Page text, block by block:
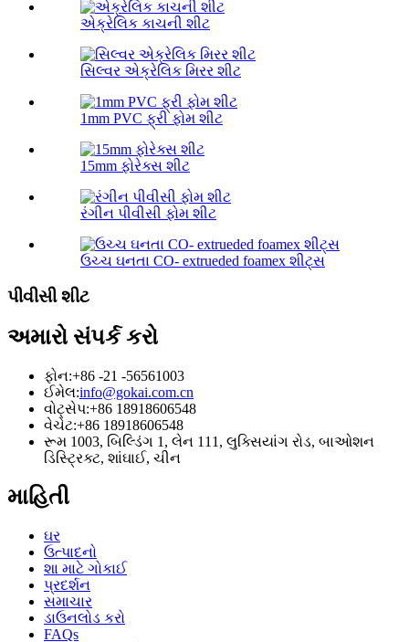
એક્રેલિક કાચની શીટ
સિલ્વર એક્રેલિક મિરર શીટ
1mm PVC ફ્રી ફોમ શીટ
15mm ફોરેક્સ શીટ
રંગીન પીવીસી ફોમ શીટ
ઉચ્ચ ઘનતા CO- extrueded foamex શીટ્સ
પીવીસી શીટ
અમારો સંપર્ક કરો
ફોન:+86 -21 -56561003
ઈમેલ:info@gokai.com.cn
વોટ્સેપ:+86 18918606548
વેચેટ:+86 18918606548
રૂમ 1003, બિલ્ડિંગ 1, લેન 111, લુક્સિયાંગ રોડ, બાઓશન
ડિસ્ટ્રિક્ટ, શાંઘાઈ, ચીન
માહિતી
ઘર
ઉત્પાદનો
શા માટે ગોકાઈ
પ્રદર્શન
સમાચાર
ડાઉનલોડ કરો
FAQs